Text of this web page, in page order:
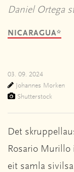
Daniel Ortega
NICARAGUA*
03. 09. 2024
Johannes Morken
Shutterstock
Det
Rosario Murillo
eit samla